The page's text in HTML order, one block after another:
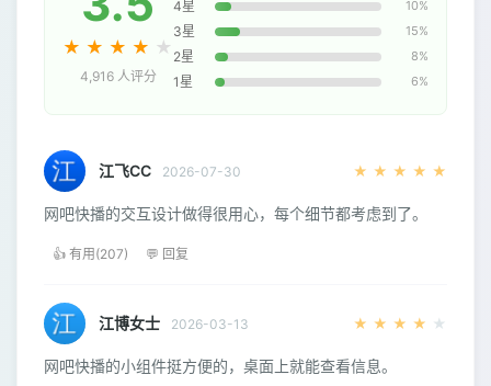
★ ★ ★ ★ ★
4,916 人评分
4星 10%
3星 15%
2星 8%
1星 6%
江飞CC 2026-07-30 ★ ★ ★ ★ ★
网吧快播的交互设计做得很用心，每个细节都考虑到了。
👍 有用(207) 💬 回复
江博女士 2026-03-13 ★ ★ ★ ★ ★
网吧快播的小组件挺方便的，桌面上就能查看信息。